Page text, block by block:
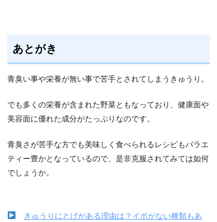
あとがき
青臭い事や栄養が無い事で苦手とされてしまうきゅうり。
でも多くの栄養が含まれた野菜ともなっており、健康面や
美容面に優れた成分がたっぷりなのです。
青臭さが苦手な方でも美味しく食べられるレシピもバラエ
ティー豊かとなっているので、是非克服されてみては如何
でしょうか。
きゅうりにとげがある理由は？イボがない種類もあ